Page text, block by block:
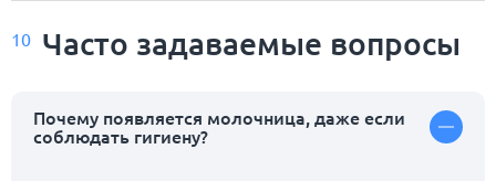
10 Часто задаваемые вопросы
Почему появляется молочница, даже если
соблюдать гигиену?